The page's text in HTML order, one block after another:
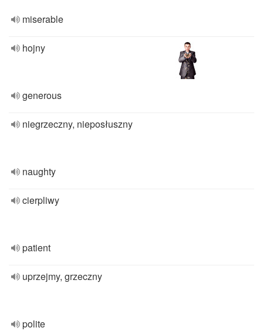
miserable
hojny
generous
niegrzeczny, nieposłuszny
naughty
cierpliwy
patient
uprzejmy, grzeczny
polite